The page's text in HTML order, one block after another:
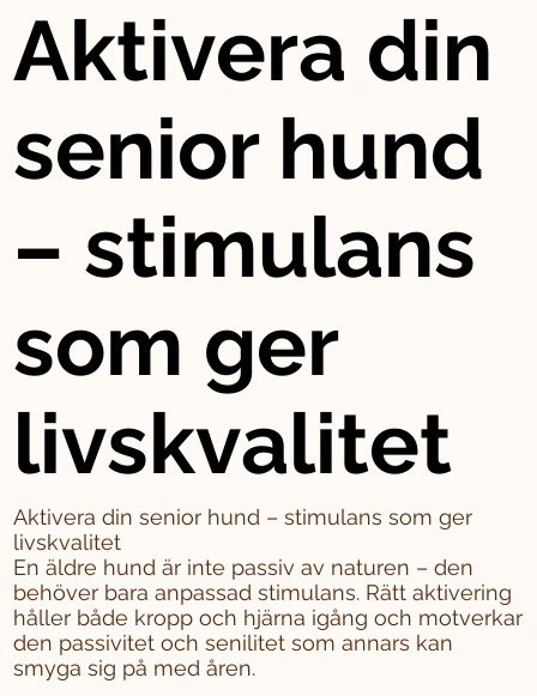
Aktivera din
senior hund
– stimulans
som ger
livskvalitet
Aktivera din senior hund – stimulans som ger
livskvalitet
En äldre hund är inte passiv av naturen – den
behöver bara anpassad stimulans. Rätt aktivering
håller både kropp och hjärna igång och motverkar
den passivitet och senilitet som annars kan
smyga sig på med åren.